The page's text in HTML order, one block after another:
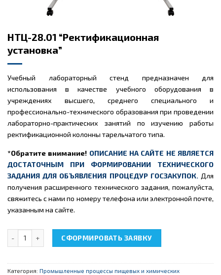
НТЦ-28.01 “Ректификационная
установка”
Учебный лабораторный стенд предназначен для
использования в качестве учебного оборудования в
учреждениях высшего, среднего специального и
профессионально-технического образования при проведении
лабораторно-практических занятий по изучению работы
ректификационной колонны тарельчатого типа.
*Обратите внимание! ОПИСАНИЕ НА САЙТЕ НЕ ЯВЛЯЕТСЯ
ДОСТАТОЧНЫМ ПРИ ФОРМИРОВАНИИ ТЕХНИЧЕСКОГО
ЗАДАНИЯ ДЛЯ ОБЪЯВЛЕНИЯ ПРОЦЕДУР ГОСЗАКУПОК. Для
получения расширенного технического задания, пожалуйста,
свяжитесь с нами по номеру телефона или электронной почте,
указанным на сайте.
Количество товара НТЦ-28.01 "Ректификационная установка"
СФОРМИРОВАТЬ ЗАЯВКУ
Категория: Промышленные процессы пищевых и химических